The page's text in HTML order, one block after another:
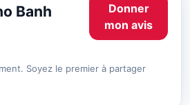
Banh
Donner
mon avis
Soyez le premier à partager